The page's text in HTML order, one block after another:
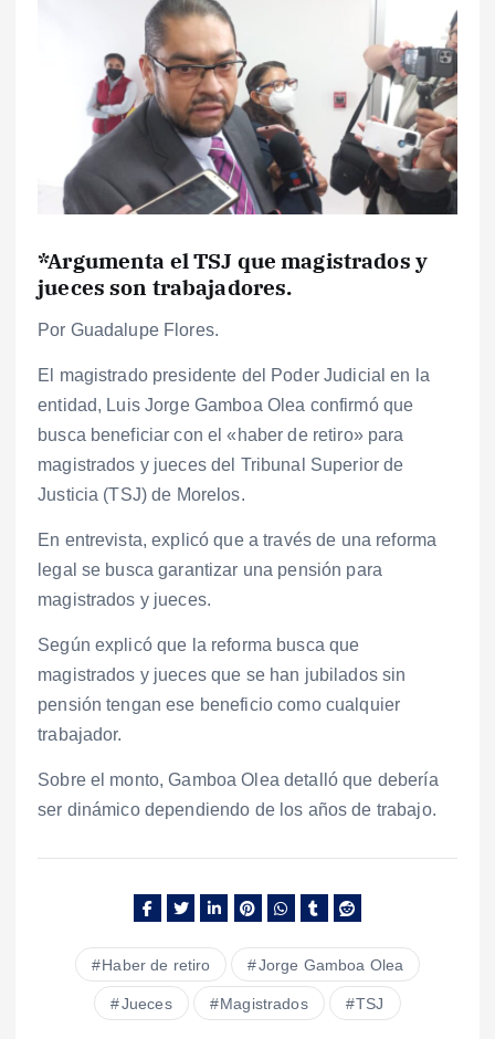
*Argumenta el TSJ que magistrados y
jueces son trabajadores.
Por Guadalupe Flores.
El magistrado presidente del Poder Judicial en la
entidad, Luis Jorge Gamboa Olea confirmó que
busca beneficiar con el «haber de retiro» para
magistrados y jueces del Tribunal Superior de
Justicia (TSJ) de Morelos.
En entrevista, explicó que a través de una reforma
legal se busca garantizar una pensión para
magistrados y jueces.
Según explicó que la reforma busca que
magistrados y jueces que se han jubilados sin
pensión tengan ese beneficio como cualquier
trabajador.
Sobre el monto, Gamboa Olea detalló que debería
ser dinámico dependiendo de los años de trabajo.
Haber de retiro Jorge Gamboa Olea
Jueces Magistrados TSJ